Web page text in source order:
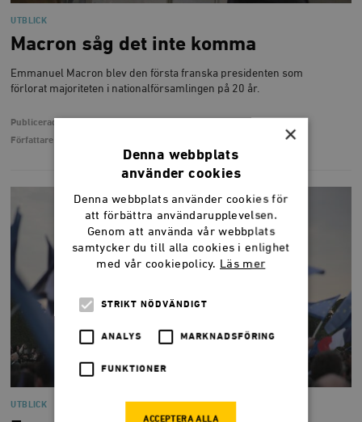
UTBLICK
Macron såg det inte komma
Emmanuel Macron blev den första franska presidenten som
förlorat majoriteten i nationalförsamlingen på 20 år.
Publicerad
Författare
UTBLICK
×
Denna webbplats
använder cookies
Denna webbplats använder cookies för
att förbättra användarupplevelsen.
Genom att använda vår webbplats
samtycker du till alla cookies i enlighet
med vår cookiepolicy. Läs mer
STRIKT NÖDVÄNDIGT
ANALYS MARKNADSFÖRING
FUNKTIONER
ACCEPTERA ALLA